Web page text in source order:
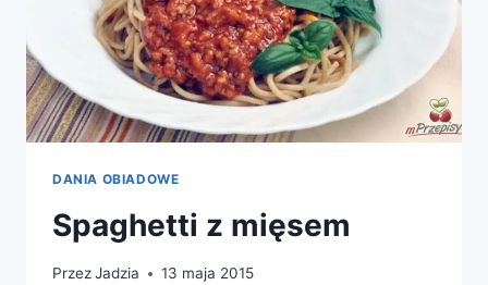
DANIA OBIADOWE
Spaghetti z mięsem
PrzezJadzia 13 maja 2015